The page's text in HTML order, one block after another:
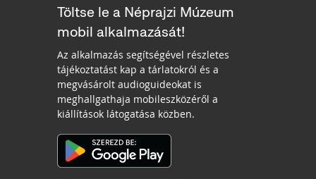
Töltse le a Néprajzi Múzeum
mobil alkalmazását!
Az alkalmazás segítségével részletes
tájékoztatást kap a tárlatokról és a
megvásárolt audioguideokat is
meghallgathaja mobileszközéről a
kiállítások látogatása közben.